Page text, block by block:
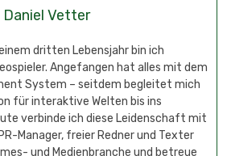
Daniel Vetter
dritten Lebensjahr bin ich
Angefangen hat alles mit dem
System – seitdem begleitet mich
für interaktive Welten bis ins
verbinde ich diese Leidenschaft mit
Manager, freier Redner und Texter
und Medienbranche und betreue